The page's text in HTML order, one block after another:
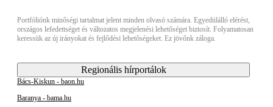
Portfóliónk minőségi tartalmat jelent minden olvasó számára. Egyedülálló elérést,
országos lefedettséget és változatos megjelenési lehetőséget biztosít. Folyamatosan
keressük az új irányokat és fejlődési lehetőségeket. Ez jövőnk záloga.
Regionális hírportálok
Bács-Kiskun - baon.hu
Baranya - bama.hu